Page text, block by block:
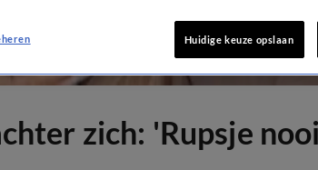
zich: 'Rupsje
Huidige keuze opslaan